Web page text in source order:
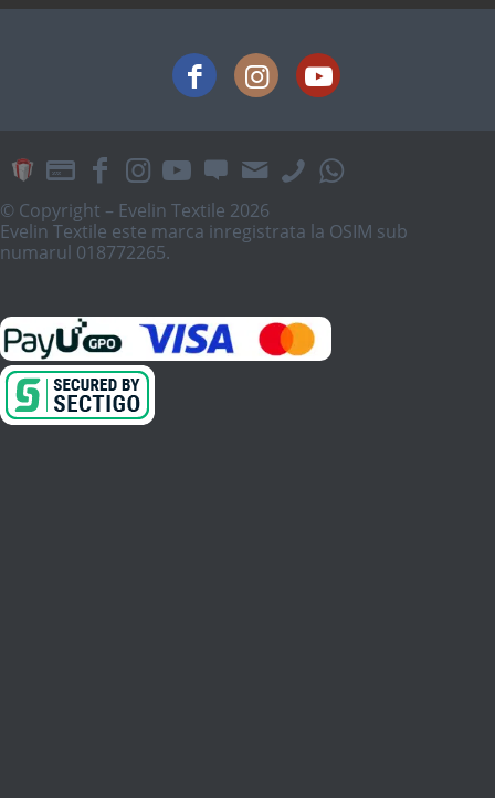
© Copyright – Evelin Textile 2026
Evelin Textile este marca inregistrata la OSIM sub
numarul 018772265.